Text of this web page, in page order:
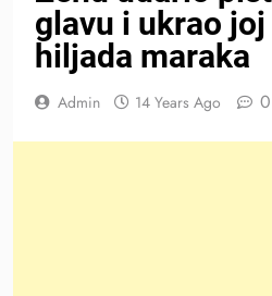
glavu i ukrao
hiljada maraka
Admin 14 Years Ago 0